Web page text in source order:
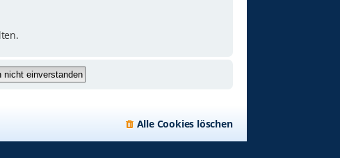
Alle Cookies löschen